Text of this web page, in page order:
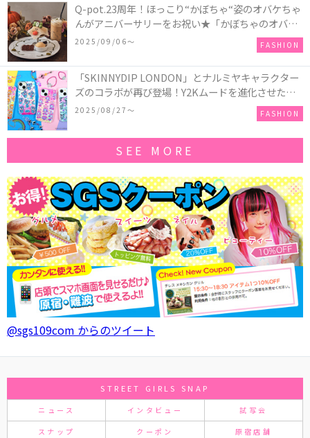
Q-pot.23周年！ほっこり“かぼちゃ“姿のオバケちゃ
んがアニバーサリーをお祝い★「かぼちゃのオバケ
ーキアクセサリー」が新発売！Q-pot CAFE.では
「かぼちゃのオバケーキプレート」も登場
2025/09/06〜 FASHION
「SKINNYDIP LONDON」とナルミヤキャラクター
ズのコラボが再び登場！Y2Kムードを進化させた新
作コレクションを発売♪
2025/08/27〜 FASHION
SEE MORE
@sgs109com からのツイート
STREET GIRLS SNAP
ニュース インタビュー 試写会
スナップ クーポン 原宿店舗